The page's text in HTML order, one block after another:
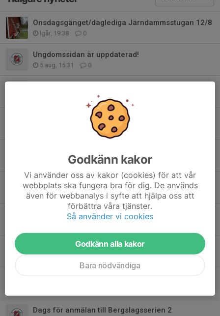
Onsdagsgänget/daglediga Järndammsstugan 12/8
Igår, 19:38 0
Ungdomssidan är uppdaterad!
5 aug, 15:31 0
Arossprinten 8/8 och Arosträffen 9/8
30 jul, 11:59 10
Jättelabyrint i Surahammar
29 jul, 13:14 6
Intresseanmälan till 25-manna
Livet efter O-Ringen - höstens tävlingsstart
26 jul, 20:42 0
Dags för anmälan till Bergslagsserien 2
Godkänn kakor
Vi använder oss av kakor (cookies) för att vår
webbplats ska fungera bra för dig. De används
även för webbanalys i syfte att hjälpa oss att
förbättra våra tjänster.
Så använder vi cookies
Godkänn alla kakor
Bara nödvändiga